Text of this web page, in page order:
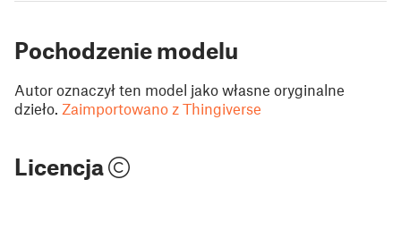
Pochodzenie modelu
Autor oznaczył ten model jako własne oryginalne
dzieło. Zaimportowano z Thingiverse
Licencja